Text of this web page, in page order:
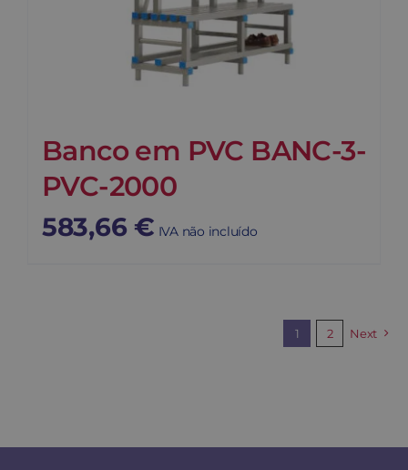
Banco em PVC BANC-3-
PVC-2000
583,66 € IVA não incluído
1 2 Next